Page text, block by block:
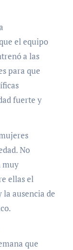
el equipo
a las
para que
fuerte y
No
muy
ellas el
ausencia de
que